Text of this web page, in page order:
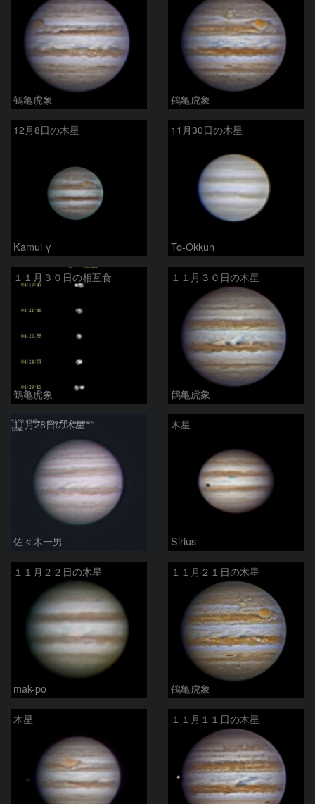
鶴亀虎象 鶴亀虎象
12月8日の木星
Kamui γ
11月30日の木星
To-Okkun
１１月３０日の相互食
鶴亀虎象
１１月３０日の木星
鶴亀虎象
11月28日の木星
佐々木一男
木星
Sirius
１１月２２日の木星
mak-po
１１月２１日の木星
鶴亀虎象
木星 １１月１１日の木星